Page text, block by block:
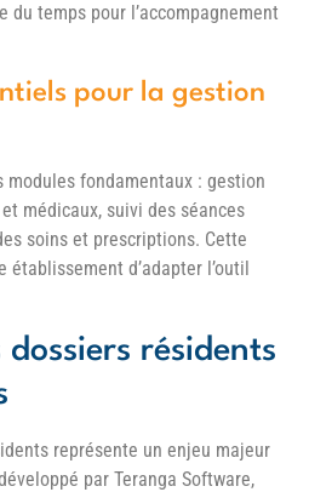
temps pour l’accompagnement
pour la gestion
fondamentaux : gestion
médicaux, suivi des séances
soins et prescriptions. Cette
d’adapter l’outil
résidents
représente un enjeu majeur
par Teranga Software,